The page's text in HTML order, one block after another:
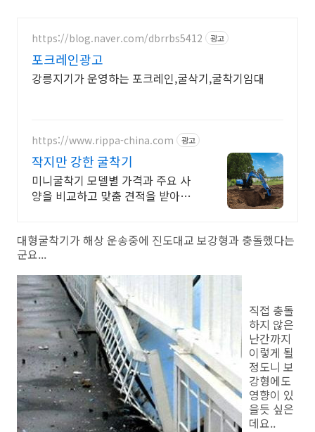
https://blog.naver.com/dbrrbs5412 광고
포크레인광고
강릉지기가 운영하는 포크레인,굴삭기,굴착기임대
https://www.rippa-china.com 광고
작지만 강한 굴착기
미니굴착기 모델별 가격과 주요 사
양을 비교하고 맞춤 견적을 받아보
대형굴착기가 해상 운송중에 진도대교 보강형과 충돌했다는
군요...
직접 충돌
하지 않은
난간까지
이렇게 될
정도니 보
강형에도
영향이 있
을듯 싶은
데요..